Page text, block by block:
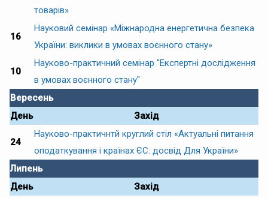
товарів»
16
Науковий семінар «Міжнародна енергетична безпека
України: виклики в умовах воєнного стану»
10
Науково-практичний семінар "Експертні дослідження
в умовах воєнного стану"
Вересень
День
Захід
24
Науково-практичнтй круглий стіл «Актуальні питання
оподаткування і країнах ЄС: досвід Для України»
Липень
День
Захід